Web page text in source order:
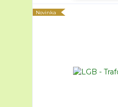
Novinka